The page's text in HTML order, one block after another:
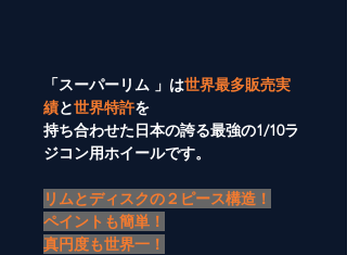
「スーパーリム 」は世界最多販売実
績と世界特許を
持ち合わせた日本の誇る最強の1/10ラ
ジコン用ホイールです。
リムとディスクの２ピース構造！
ペイントも簡単！
真円度も世界一！